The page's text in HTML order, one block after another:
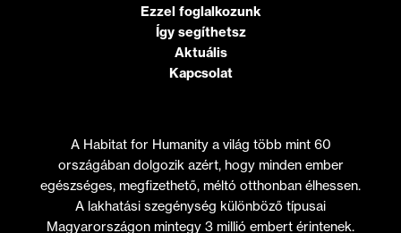
Ezzel foglalkozunk
Így segíthetsz
Aktuális
Kapcsolat
A Habitat for Humanity a világ több mint 60
országában dolgozik azért, hogy minden ember
egészséges, megfizethető, méltó otthonban élhessen.
A lakhatási szegénység különböző típusai
Magyarországon mintegy 3 millió embert érintenek.